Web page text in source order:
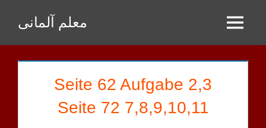
Inhalt
springen
معلم آلمانی Menu
Seite 62 Aufgabe 2,3
Seite 72 7,8,9,10,11